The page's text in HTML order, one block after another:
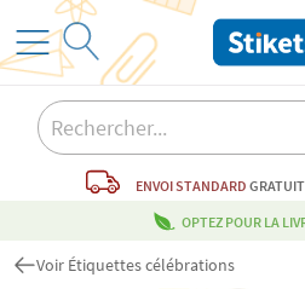
ENVOI STANDARDGRATUIT
OPTEZ POUR LA
Voir Étiquettes célébrations